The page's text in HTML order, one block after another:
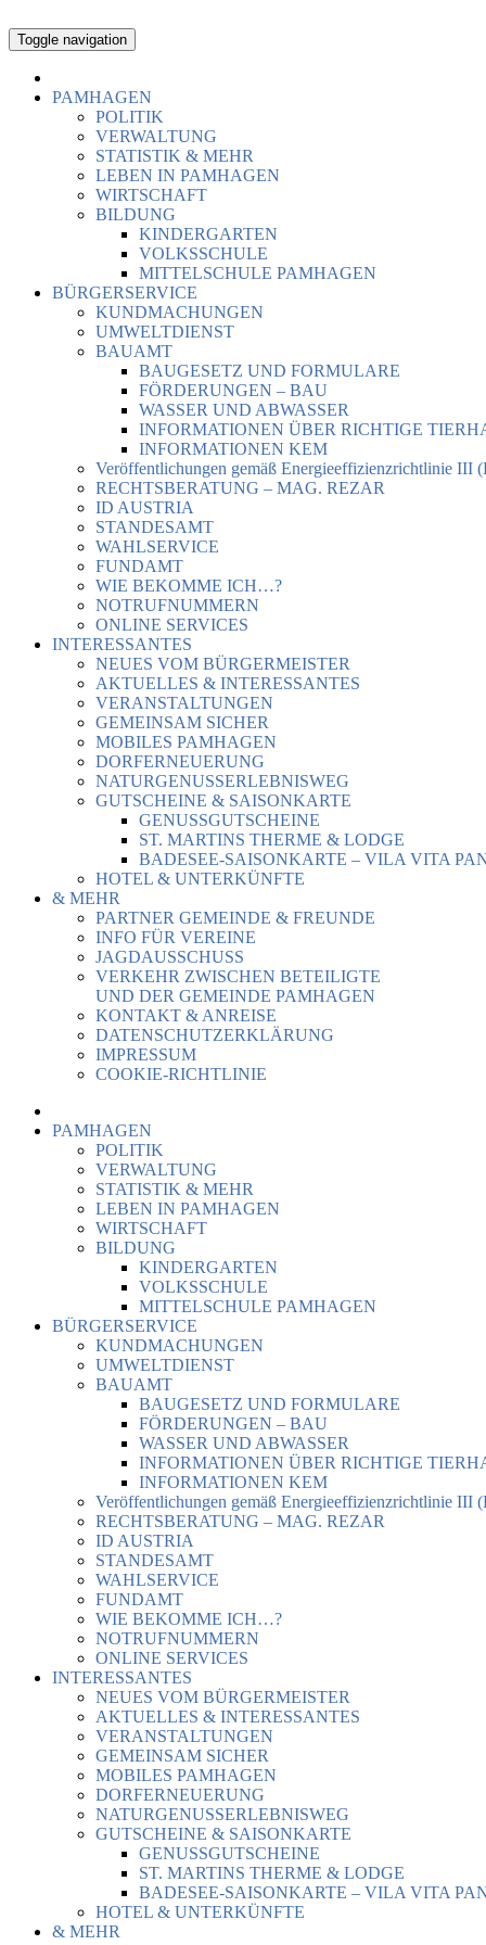
Toggle navigation
PAMHAGEN
POLITIK
VERWALTUNG
STATISTIK & MEHR
LEBEN IN PAMHAGEN
WIRTSCHAFT
BILDUNG
KINDERGARTEN
VOLKSSCHULE
MITTELSCHULE PAMHAGEN
BÜRGERSERVICE
KUNDMACHUNGEN
UMWELTDIENST
BAUAMT
BAUGESETZ UND FORMULARE
FÖRDERUNGEN – BAU
WASSER UND ABWASSER
INFORMATIONEN ÜBER RICHTIGE
INFORMATIONEN KEM
Veröffentlichungen gemäß Energieeffizienzrichtlinie III
RECHTSBERATUNG – MAG. REZAR
ID AUSTRIA
STANDESAMT
WAHLSERVICE
FUNDAMT
WIE BEKOMME ICH…?
NOTRUFNUMMERN
ONLINE SERVICES
INTERESSANTES
NEUES VOM BÜRGERMEISTER
AKTUELLES & INTERESSANTES
VERANSTALTUNGEN
GEMEINSAM SICHER
MOBILES PAMHAGEN
DORFERNEUERUNG
NATURGENUSSERLEBNISWEG
GUTSCHEINE & SAISONKARTE
GENUSSGUTSCHEINE
ST. MARTINS THERME & LODGE
BADESEE-SAISONKARTE – VILA VITA
HOTEL & UNTERKÜNFTE
& MEHR
PARTNER GEMEINDE & FREUNDE
INFO FÜR VEREINE
JAGDAUSSCHUSS
VERKEHR ZWISCHEN BETEILIGTE
UND DER GEMEINDE PAMHAGEN
KONTAKT & ANREISE
DATENSCHUTZERKLÄRUNG
IMPRESSUM
COOKIE-RICHTLINIE
PAMHAGEN
POLITIK
VERWALTUNG
STATISTIK & MEHR
LEBEN IN PAMHAGEN
WIRTSCHAFT
BILDUNG
KINDERGARTEN
VOLKSSCHULE
MITTELSCHULE PAMHAGEN
BÜRGERSERVICE
KUNDMACHUNGEN
UMWELTDIENST
BAUAMT
BAUGESETZ UND FORMULARE
FÖRDERUNGEN – BAU
WASSER UND ABWASSER
INFORMATIONEN ÜBER RICHTIGE
INFORMATIONEN KEM
Veröffentlichungen gemäß Energieeffizienzrichtlinie III
RECHTSBERATUNG – MAG. REZAR
ID AUSTRIA
STANDESAMT
WAHLSERVICE
FUNDAMT
WIE BEKOMME ICH…?
NOTRUFNUMMERN
ONLINE SERVICES
INTERESSANTES
NEUES VOM BÜRGERMEISTER
AKTUELLES & INTERESSANTES
VERANSTALTUNGEN
GEMEINSAM SICHER
MOBILES PAMHAGEN
DORFERNEUERUNG
NATURGENUSSERLEBNISWEG
GUTSCHEINE & SAISONKARTE
GENUSSGUTSCHEINE
ST. MARTINS THERME & LODGE
BADESEE-SAISONKARTE – VILA VITA
HOTEL & UNTERKÜNFTE
& MEHR